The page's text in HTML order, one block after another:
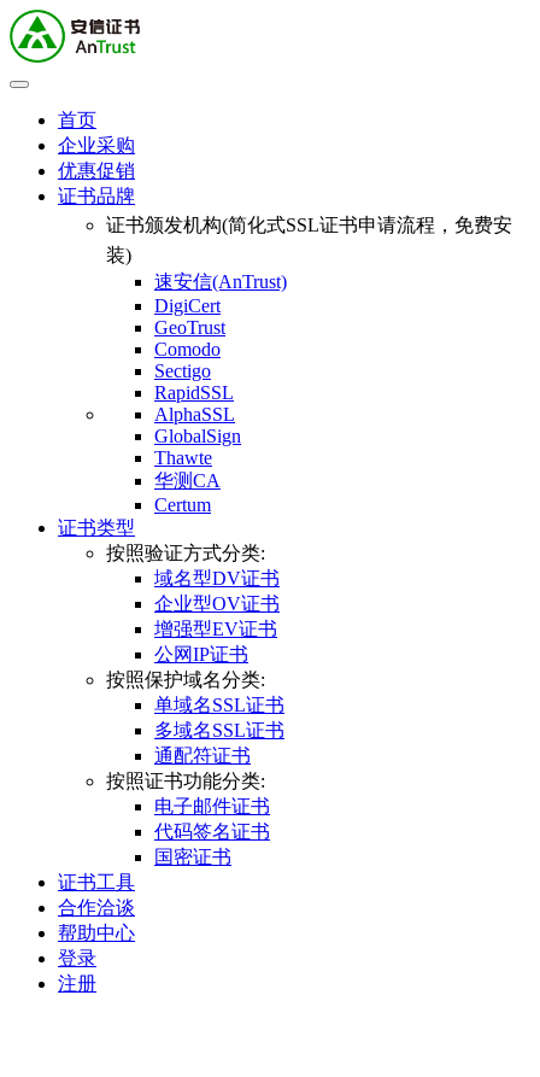
首页
企业采购
优惠促销
证书品牌
证书颁发机构(简化式SSL证书申请流程，免费安
装)
速安信(AnTrust)
DigiCert
GeoTrust
Comodo
Sectigo
RapidSSL
AlphaSSL
GlobalSign
Thawte
华测CA
Certum
证书类型
按照验证方式分类:
域名型DV证书
企业型OV证书
增强型EV证书
公网IP证书
按照保护域名分类:
单域名SSL证书
多域名SSL证书
通配符证书
按照证书功能分类:
电子邮件证书
代码签名证书
国密证书
证书工具
合作洽谈
帮助中心
登录
注册